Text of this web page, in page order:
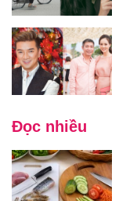
Đọc nhiều